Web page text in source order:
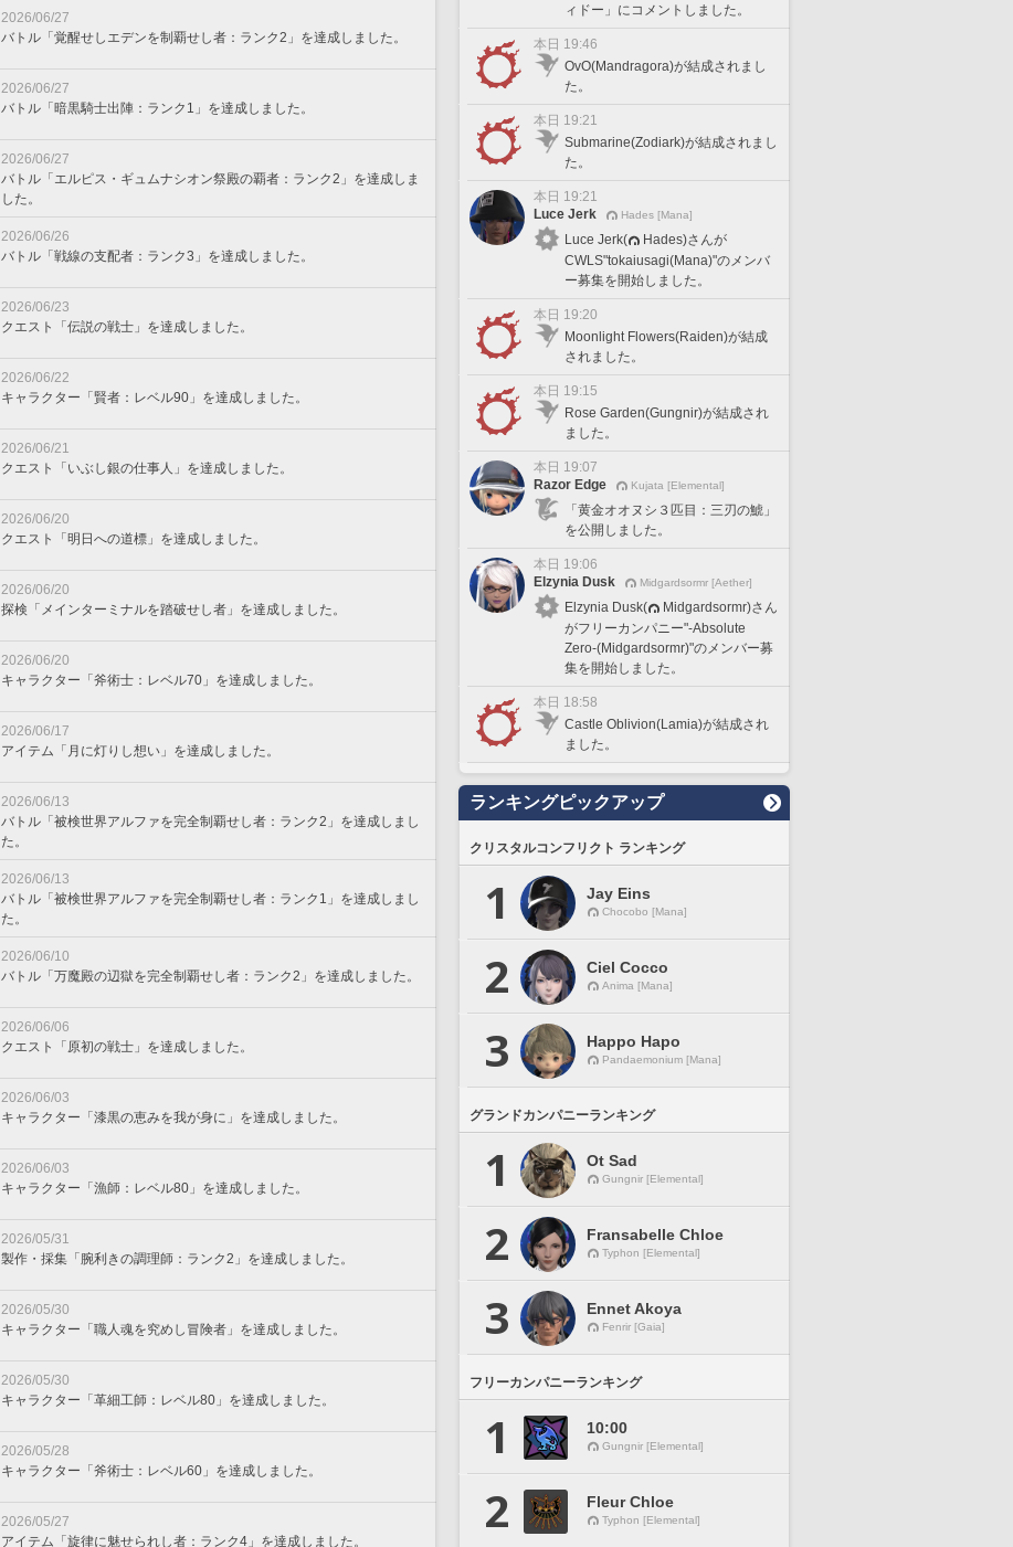
2026/06/27
バトル「覚醒せしエデンを制覇せし者：ランク2」を達成しました。
2026/06/27
バトル「暗黒騎士出陣：ランク1」を達成しました。
2026/06/27
バトル「エルピス・ギュムナシオン祭殿の覇者：ランク2」を達成しま
した。
2026/06/26
バトル「戦線の支配者：ランク3」を達成しました。
2026/06/23
クエスト「伝説の戦士」を達成しました。
2026/06/22
キャラクター「賢者：レベル90」を達成しました。
2026/06/21
クエスト「いぶし銀の仕事人」を達成しました。
2026/06/20
クエスト「明日への道標」を達成しました。
2026/06/20
探検「メインターミナルを踏破せし者」を達成しました。
2026/06/20
キャラクター「斧術士：レベル70」を達成しました。
2026/06/17
アイテム「月に灯りし想い」を達成しました。
2026/06/13
バトル「被検世界アルファを完全制覇せし者：ランク2」を達成しまし
た。
2026/06/13
バトル「被検世界アルファを完全制覇せし者：ランク1」を達成しまし
た。
2026/06/10
バトル「万魔殿の辺獄を完全制覇せし者：ランク2」を達成しました。
2026/06/06
クエスト「原初の戦士」を達成しました。
2026/06/03
キャラクター「漆黒の恵みを我が身に」を達成しました。
2026/06/03
キャラクター「漁師：レベル80」を達成しました。
2026/05/31
製作・採集「腕利きの調理師：ランク2」を達成しました。
2026/05/30
キャラクター「職人魂を究めし冒険者」を達成しました。
2026/05/30
キャラクター「革細工師：レベル80」を達成しました。
2026/05/28
キャラクター「斧術士：レベル60」を達成しました。
2026/05/27
アイテム「旋律に魅せられし者：ランク4」を達成しました。
ィドー」にコメントしました。
本日 19:46
OvO(Mandragora)が結成されまし
た。
本日 19:21
Submarine(Zodiark)が結成されまし
た。
本日 19:21
Luce Jerk
Hades [Mana]
Luce Jerk(
Hades)さんが
CWLS"tokaiusagi(Mana)"のメンバ
ー募集を開始しました。
本日 19:20
Moonlight Flowers(Raiden)が結成
されました。
本日 19:15
Rose Garden(Gungnir)が結成され
ました。
本日 19:07
Razor Edge
Kujata [Elemental]
「黄金オオヌシ３匹目：三刃の鯱」
を公開しました。
本日 19:06
Elzynia Dusk
Midgardsormr [Aether]
Elzynia Dusk(
Midgardsormr)さん
がフリーカンパニー"-Absolute
Zero-(Midgardsormr)"のメンバー募
集を開始しました。
本日 18:58
Castle Oblivion(Lamia)が結成され
ました。
ランキングピックアップ
クリスタルコンフリクト ランキング
1 Jay Eins
Chocobo [Mana]
2 Ciel Cocco
Anima [Mana]
3 Happo Hapo
Pandaemonium [Mana]
グランドカンパニーランキング
1 Ot Sad
Gungnir [Elemental]
2 Fransabelle Chloe
Typhon [Elemental]
3 Ennet Akoya
Fenrir [Gaia]
フリーカンパニーランキング
1 10:00
Gungnir [Elemental]
2 Fleur Chloe
Typhon [Elemental]